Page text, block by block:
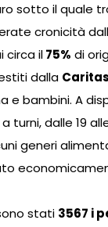
sotto il quale
cronicità
circa il75% di
dalla
e bambini. A
turni, dalle 19
generi
stati 3567 i